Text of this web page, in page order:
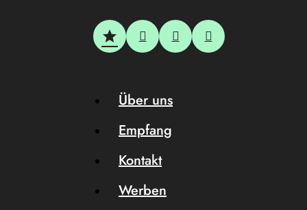
Über uns
Empfang
Kontakt
Werben